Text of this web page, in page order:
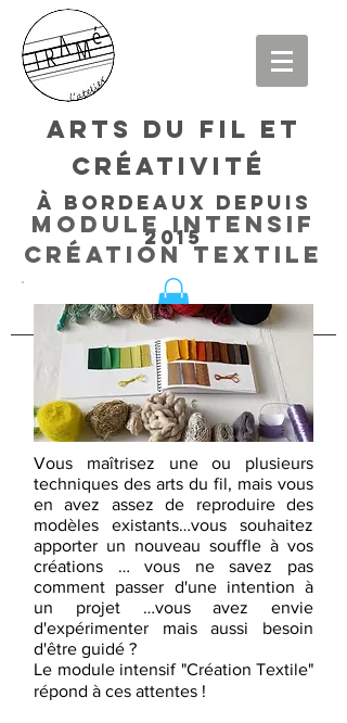
arts du fil et
créativité
à bordeaux DEPUIS
2015
module intensif
création textile
Vous maîtrisez une ou plusieurs
techniques des arts du fil, mais vous
en avez assez de reproduire des
modèles existants…vous souhaitez
apporter un nouveau souffle à vos
créations … vous ne savez pas
comment passer d'une intention à
un projet …vous avez envie
d'expérimenter mais aussi besoin
d'être guidé ?
Le module intensif "Création Textile"
répond à ces attentes !